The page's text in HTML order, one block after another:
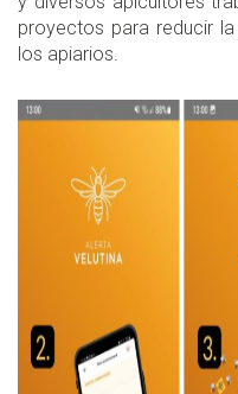
proyectos para reducir
los apiarios.